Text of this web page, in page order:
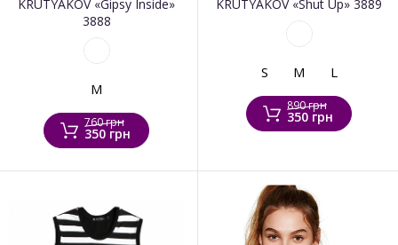
KRUTYAKOV «Gipsy Inside»
3888
M
760 грн
350 грн
KRUTYAKOV «Shut Up» 3889
S M L
890 грн
350 грн